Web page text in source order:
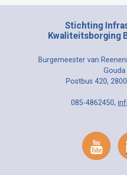
Stichting
Kwaliteitsborging
Burgemeester van
Gouda
Postbus 420,
085-4862450,